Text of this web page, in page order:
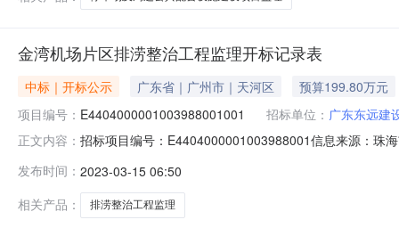
金湾机场片区排涝整治工程监理开标记录表
中标｜开标公示 广东省｜广州市｜天河区
预算199.80万元
项目编号： E4404000001003988001001 招标单位： 广东东远建
正文内容： 招标项目编号：E4404000001003988001信息来源：珠
工程监理序号投标人名称是否进入资格审查1广东东远建
发布时间： 2023-03-15 06:50
相关产品：
排涝整治工程监理